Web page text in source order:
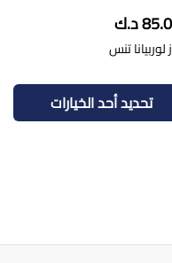
د.ك
تنس
تحديد أحد الخيارات